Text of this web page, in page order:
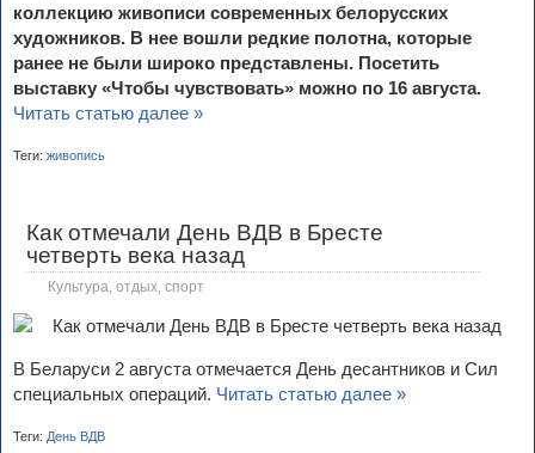
коллекцию живописи современных белорусских
художников. В нее вошли редкие полотна, которые
ранее не были широко представлены. Посетить
выставку «Чтобы чувствовать» можно по 16 августа.
Читать статью далее »
Теги: живопись
Как отмечали День ВДВ в Бресте
четверть века назад
Культура, отдых, спорт
В Беларуси 2 августа отмечается День десантников и Сил
специальных операций. Читать статью далее »
Теги: День ВДВ